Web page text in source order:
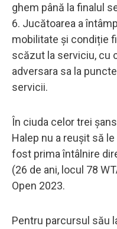
ghem până la finalul
6. Jucătoarea a
mobilitate și condiție
scăzut la serviciu, cu
adversara sa la
servicii.
În ciuda celor trei
Halep nu a reușit să
fost prima întâlnire
(26 de ani, locul 78
Open 2023.
Pentru parcursul său